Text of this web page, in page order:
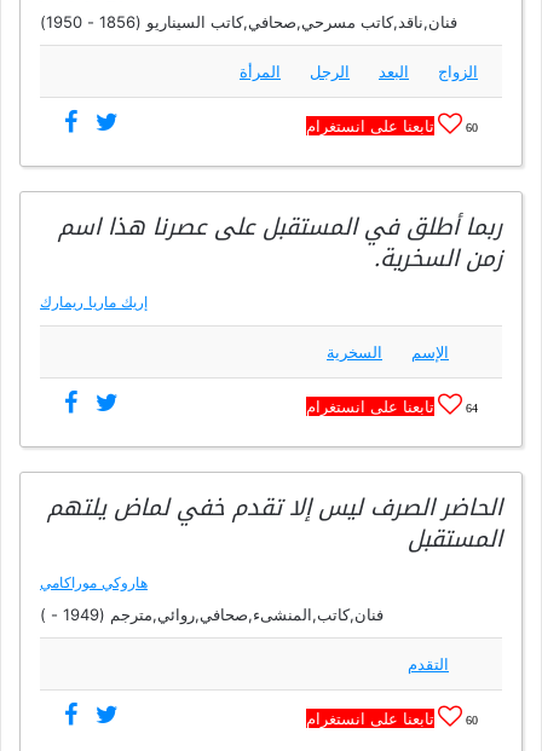
فنان,ناقد,كاتب مسرحي,صحافي,كاتب السيناريو (1856 - 1950)
الزواج البعد الرجل المرأة
60 تابعنا على انستغرام
ربما أطلق في المستقبل على عصرنا هذا اسم
زمن السخرية.
إريك ماريا ريمارك
الإسم السخرية
64 تابعنا على انستغرام
الحاضر الصرف ليس إلا تقدم خفي لماض يلتهم
المستقبل
هاروكي موراكامي
فنان,كاتب,المنشىء,صحافي,روائي,مترجم (1949 - )
التقدم
60 تابعنا على انستغرام